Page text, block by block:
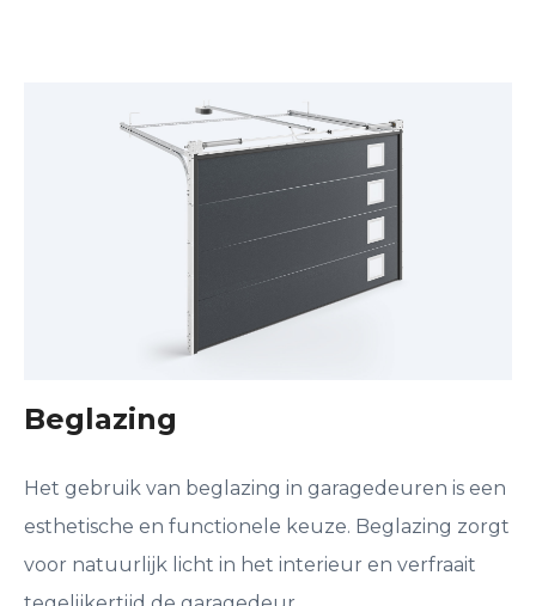
Beglazing
Het gebruik van beglazing in garagedeuren is een
esthetische en functionele keuze. Beglazing zorgt
voor natuurlijk licht in het interieur en verfraait